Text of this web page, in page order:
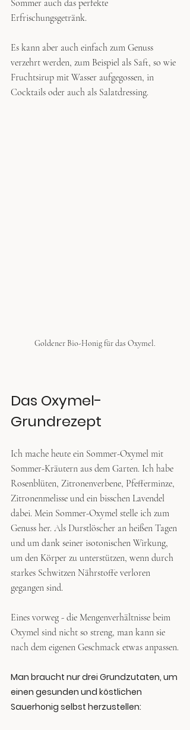
Sommer auch das perfekte
Erfrischungsgetränk.
Es kann aber auch einfach zum Genuss
verzehrt werden, zum Beispiel als Saft, so wie
Fruchtsirup mit Wasser aufgegossen, in
Cocktails oder auch als Salatdressing.
Goldener Bio-Honig für das Oxymel.
Das Oxymel-
Grundrezept
Ich mache heute ein Sommer-Oxymel mit
Sommer-Kräutern aus dem Garten. Ich habe
Rosenblüten, Zitronenverbene, Pfefferminze,
Zitronenmelisse und ein bisschen Lavendel
dabei. Mein Sommer-Oxymel stelle ich zum
Genuss her. Als Durstlöscher an heißen Tagen
und um dank seiner isotonischen Wirkung,
um den Körper zu unterstützen, wenn durch
starkes Schwitzen Nährstoffe verloren
gegangen sind.
Eines vorweg - die Mengenverhältnisse beim
Oxymel sind nicht so streng, man kann sie
nach dem eigenen Geschmack etwas anpassen.
Man braucht nur drei Grundzutaten, um
einen gesunden und köstlichen
Sauerhonig selbst herzustellen: